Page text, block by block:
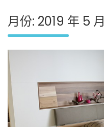
月份: 2019 年 5 月